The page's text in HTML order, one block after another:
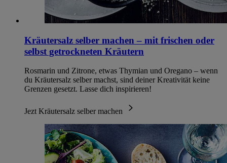
Kräutersalz selber machen – mit frischen oder
selbst getrockneten Kräutern
Rosmarin und Zitrone, etwas Thymian und Oregano – wenn
du Kräutersalz selber machst, sind deiner Kreativität keine
Grenzen gesetzt. Lasse dich inspirieren!
Jezt Kräutersalz selber machen